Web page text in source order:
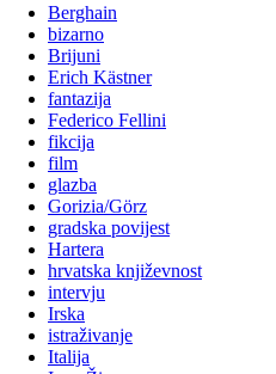
Berghain
bizarno
Brijuni
Erich Kästner
fantazija
Federico Fellini
fikcija
film
glazba
Gorizia/Görz
gradska povijest
Hartera
hrvatska književnost
intervju
Irska
istraživanje
Italija